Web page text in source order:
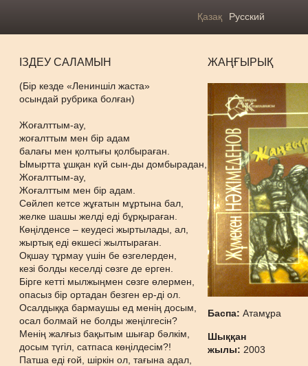
Қазақ Русский
ІЗДЕУ САЛАМЫН
(Бір кезде «Лениншіл жаста»
осындай рубрика болған)
Жоғалттым-ау,
жоғалттым мен бір адам
балағы мен қолтығы қолбыраған.
Ымыртта ұшқан күй сын-ды домбырадан,
Жоғалттым-ау,
Жоғалттым мен бір адам.
Сөйлеп кетсе жұғатын мұртына бал,
желке шашы желді еді бұрқыраған.
Көңілденсе – кеудесі жыртылады, ал,
жыртық еді өкшесі жылтыраған.
Оқшау тұрмау үшін бе өзгелерден,
кезі болды кеселді сөзге де ерген.
Бірге кетті мылжыңмен сөзге өлермен,
опасыз бір ортадан безген ер-ді ол.
Осалдыққа бармаушы ед менің досым,
осал болмай не болды жеңілгесін?
Менің жалғыз бақытым шығар бәлкім,
досым түгіл, сатпаса көңілдесім?!
Патша еді ғой, шіркін ол, тағына адал,
ЖАҢҒЫРЫҚ
Баспа:Атамұра
Шыққан
жылы: 2003